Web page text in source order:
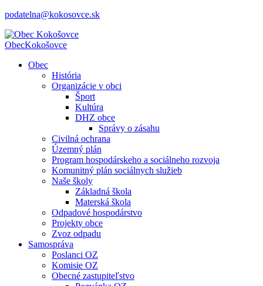
podatelna@kokosovce.sk
ObecKokošovce
Obec
História
Organizácie v obci
Šport
Kultúra
DHZ obce
Správy o zásahu
Civilná ochrana
Územný plán
Program hospodárskeho a sociálneho rozvoja
Komunitný plán sociálnych služieb
Naše školy
Základná škola
Materská škola
Odpadové hospodárstvo
Projekty obce
Zvoz odpadu
Samospráva
Poslanci OZ
Komisie OZ
Obecné zastupiteľstvo